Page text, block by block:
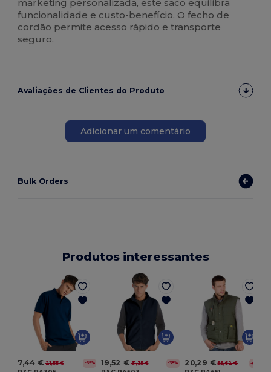
marketing personalizada, este saco equilibra
funcionalidade e custo-benefício. O fecho de
cordão permite acesso rápido e transporte
seguro.
Avaliações de Clientes do Produto
Adicionar um comentário
Bulk Orders
Produtos interessantes
7,44 € 21,55 € -65% 19,52 € 31,35 € -38% 20,29 € 55,62 € -64%